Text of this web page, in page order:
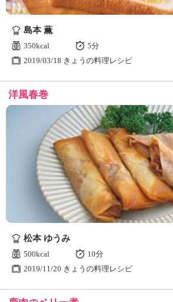
島本 薫
350kcal
5分
2019/03/18 きょうの料理レシピ
洋風春巻
松本 ゆうみ
500kcal
10分
2019/11/20 きょうの料理レシピ